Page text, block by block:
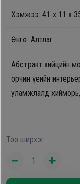
кондишн
Apple
Samsung
Oppo
Mi
Huawei
Хэмжээ: 41 х 11 х
Өнгө: Алтлаг
Абстракт хийцийн
орчин үеийн
уламжлалд
Тоо ширхэг